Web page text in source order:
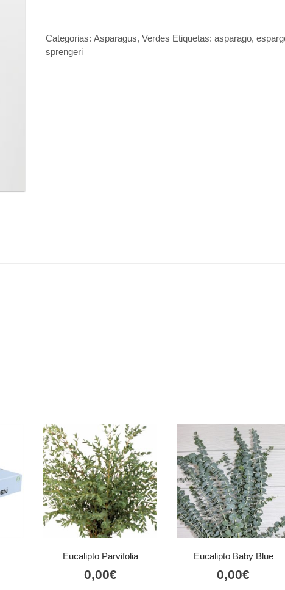
Categorias: Asparagus, Verdes Etiquetas: asparago,
sprengeri
Eucalipto Parvifolia
0,00€
Eucalipto Baby Blue
0,00€